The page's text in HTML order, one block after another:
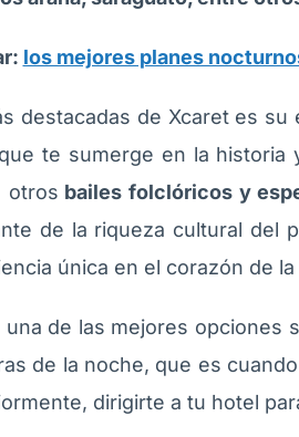
los mejores planes
destacadas de Xcaret es
te sumerge en la historia
otros bailes folclóricos y
de la riqueza cultural del
única en el corazón de la
de las mejores
de la noche, que es
dirigirte a tu hotel